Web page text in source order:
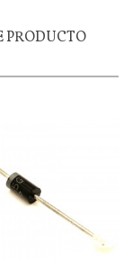
PRODUCTO